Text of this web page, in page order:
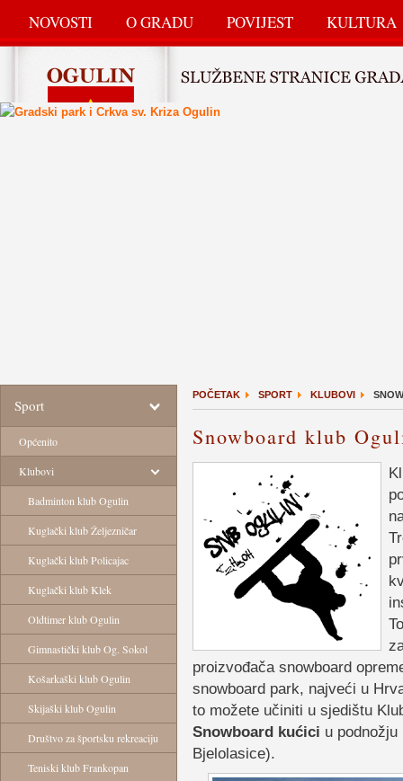
NOVOSTI O GRADU POVIJEST KULTURA
Sport
Općenito
Klubovi
Badminton klub Ogulin
Kuglački klub Željezničar
Kuglački klub Policajac
Kuglački klub Klek
Oldtimer klub Ogulin
Gimnastički klub Og. Sokol
Košarkaški klub Ogulin
Skijaški klub Ogulin
Društvo za športsku rekreaciju
Teniski klub Frankopan
POČETAK SPORT KLUBOVI
Snowboard klub
proizvođača snowboard
snowboard park, najveći u
to možete učiniti u sjedištu
Snowboard kućici u
Bjelolasice).